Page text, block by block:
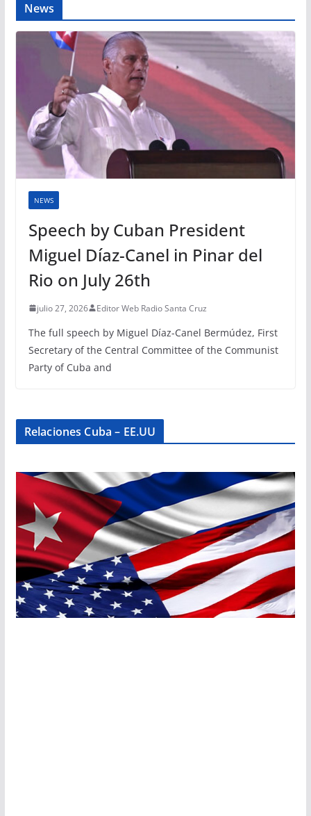
News
NEWS
Speech by Cuban President
Miguel Díaz-Canel in Pinar del
Rio on July 26th
julio 27, 2026 Editor Web Radio Santa Cruz
The full speech by Miguel Díaz-Canel Bermúdez, First
Secretary of the Central Committee of the Communist
Party of Cuba and
Relaciones Cuba – EE.UU